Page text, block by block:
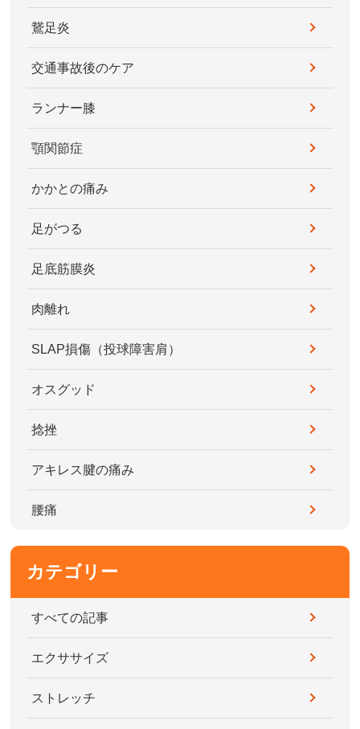
鵞足炎
交通事故後のケア
ランナー膝
顎関節症
かかとの痛み
足がつる
足底筋膜炎
肉離れ
SLAP損傷（投球障害肩）
オスグッド
捻挫
アキレス腱の痛み
腰痛
カテゴリー
すべての記事
エクササイズ
ストレッチ